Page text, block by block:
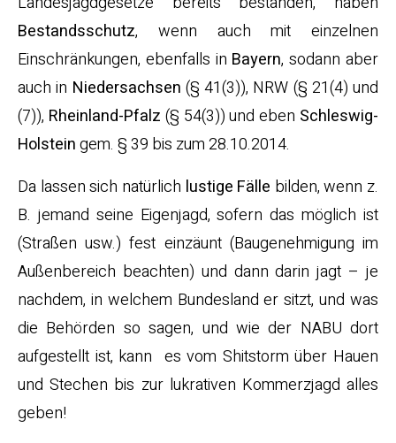
Bestandsschutz, wenn auch mit einzelnen
Einschränkungen, ebenfalls in Bayern, sodann aber
auch in Niedersachsen (§ 41(3)), NRW (§ 21(4) und
(7)), Rheinland-Pfalz (§ 54(3)) und eben Schleswig-
Holsteingem. § 39 bis zum 28.10.2014.
Da lassen sich natürlich lustige Fälle bilden, wenn z.
B. jemand seine Eigenjagd, sofern das möglich ist
(Straßen usw.) fest einzäunt (Baugenehmigung im
Außenbereich beachten) und dann darin jagt – je
nachdem, in welchem Bundesland er sitzt, und was
die Behörden so sagen, und wie der NABU dort
aufgestellt ist, kann es vom Shitstorm über Hauen
und Stechen bis zur lukrativen Kommerzjagd alles
geben!